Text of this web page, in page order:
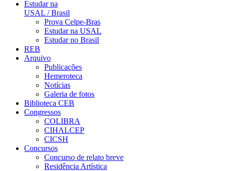
Estudar na
USAL / Brasil
Prova Celpe-Bras
Estudar na USAL
Estudar no Brasil
REB
Arquivo
Publicações
Hemeroteca
Notícias
Galeria de fotos
Biblioteca CEB
Congressos
COLIBRA
CIHALCEP
CICSH
Concursos
Concurso de relato breve
Residência Artística